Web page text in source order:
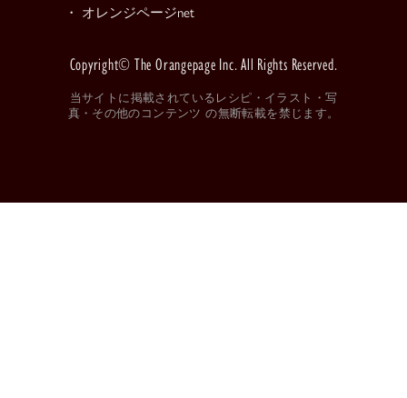
・ オレンジページnet
Copyright© The Orangepage Inc. All Rights Reserved.
当サイトに掲載されているレシピ・イラスト・写
真・その他のコンテンツ の無断転載を禁じます。